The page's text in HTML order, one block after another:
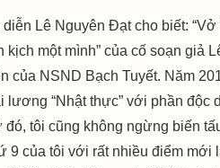
Lê Nguyên Đạt cho biết:
kịch một mình” của cố soạn giả
của NSND Bạch Tuyết. Năm
lương “Nhật thực” với phần
tôi cũng không ngừng biến
9 của tôi với rất nhiều điểm mới